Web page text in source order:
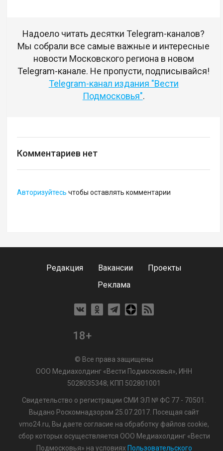
Надоело читать десятки Telegram-каналов?
Мы собрали все самые важные и интересные
новости Московского региона в новом
Telegram-канале. Не пропусти, подписывайся!
Telegram-канал издания "Вести
Подмосковья".
Комментариев нет
Авторизуйтесь чтобы оставлять комментарии
Редакция Вакансии
Проекты
Реклама
18+
© Все права защищены
ООО Медиахолдинг «Вести Подмосковья», ИНН
5028035348; КПП 502801001
Свидетельство о регистрации СМИ ЭЛ № ФС 77 - 70501.
Выдано Роскомнадзором 25.07.2017. Посещая сайт
vmo24.ru, Вы даете согласие на обработку файлов cookie,
сбор которых осуществляется ООО Медиахолдинг «Вести
Подмосковья» на условиях Пользовательского